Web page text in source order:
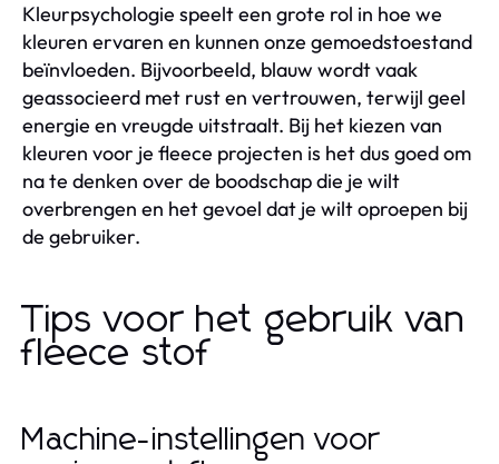
Kleurpsychologie speelt een grote rol in hoe we
kleuren ervaren en kunnen onze gemoedstoestand
beïnvloeden. Bijvoorbeeld, blauw wordt vaak
geassocieerd met rust en vertrouwen, terwijl geel
energie en vreugde uitstraalt. Bij het kiezen van
kleuren voor je fleece projecten is het dus goed om
na te denken over de boodschap die je wilt
overbrengen en het gevoel dat je wilt oproepen bij
de gebruiker.
Tips voor het gebruik van
fleece stof
Machine-instellingen voor